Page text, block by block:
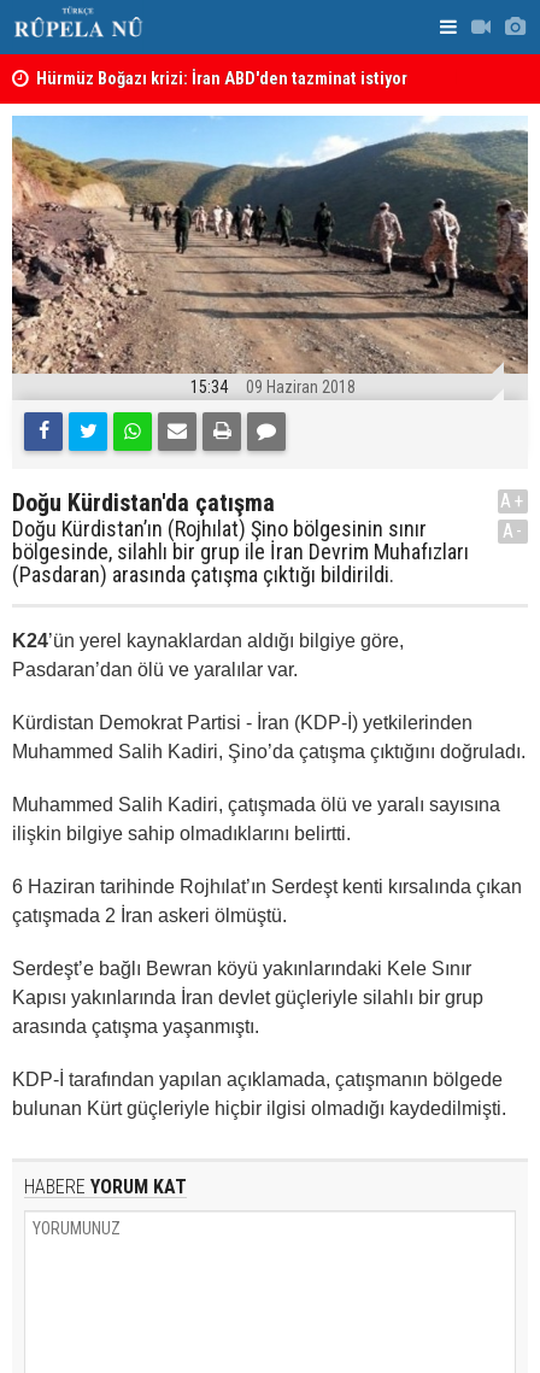
Hürmüz Boğazı krizi: İran ABD'den tazminat istiyor
15:34 09 Haziran 2018
Doğu Kürdistan'da çatışma
Doğu Kürdistan’ın (Rojhılat) Şino bölgesinin sınır
bölgesinde, silahlı bir grup ile İran Devrim Muhafızları
(Pasdaran) arasında çatışma çıktığı bildirildi.
A+
A-
K24’ün yerel kaynaklardan aldığı bilgiye göre,
Pasdaran’dan ölü ve yaralılar var.
Kürdistan Demokrat Partisi - İran (KDP-İ) yetkilerinden
Muhammed Salih Kadiri, Şino’da çatışma çıktığını doğruladı.
Muhammed Salih Kadiri, çatışmada ölü ve yaralı sayısına
ilişkin bilgiye sahip olmadıklarını belirtti.
6 Haziran tarihinde Rojhılat’ın Serdeşt kenti kırsalında çıkan
çatışmada 2 İran askeri ölmüştü.
Serdeşt’e bağlı Bewran köyü yakınlarındaki Kele Sınır
Kapısı yakınlarında İran devlet güçleriyle silahlı bir grup
arasında çatışma yaşanmıştı.
KDP-İ tarafından yapılan açıklamada, çatışmanın bölgede
bulunan Kürt güçleriyle hiçbir ilgisi olmadığı kaydedilmişti.
HABERE YORUM KAT